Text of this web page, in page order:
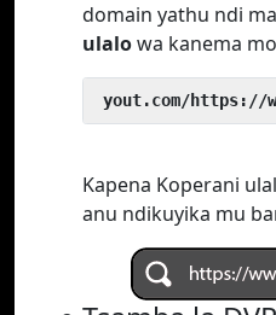
domain yathu ndi
ulalowa kanema
yout.com/https://
Kapena Koperani
anu ndikuyika mu